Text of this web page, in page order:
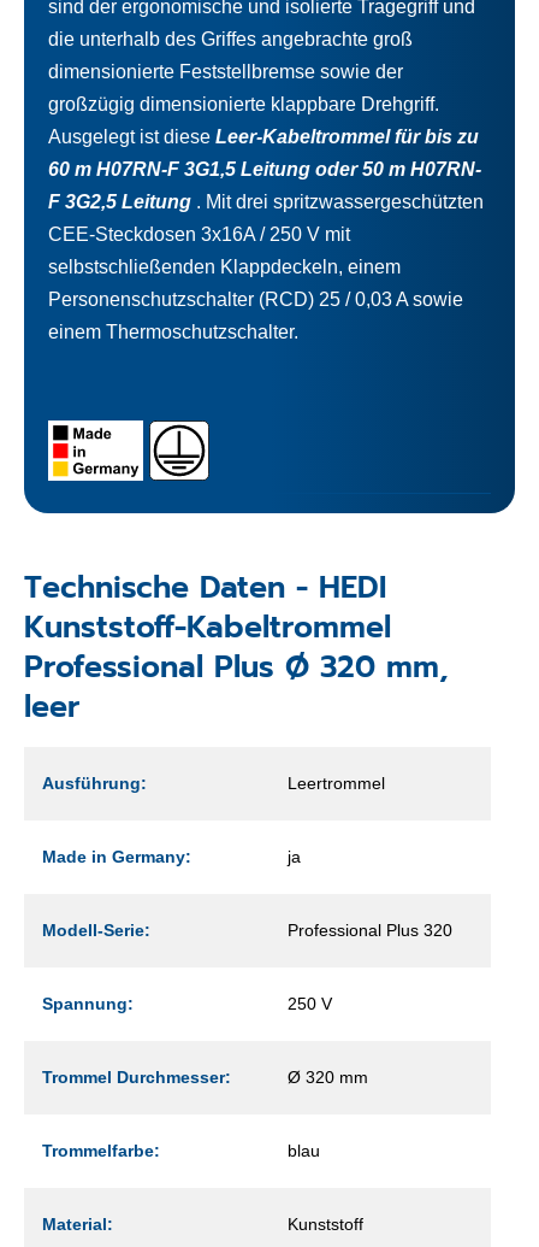
sind der ergonomische und isolierte Tragegriff und
die unterhalb des Griffes angebrachte groß
dimensionierte Feststellbremse sowie der
großzügig dimensionierte klappbare Drehgriff.
Ausgelegt ist diese Leer-Kabeltrommel für bis zu
60 m H07RN-F 3G1,5 Leitung oder 50 m H07RN-
F 3G2,5 Leitung . Mit drei spritzwassergeschützten
CEE-Steckdosen 3x16A / 250 V mit
selbstschließenden Klappdeckeln, einem
Personenschutzschalter (RCD) 25 / 0,03 A sowie
einem Thermoschutzschalter.
Technische Daten - HEDI
Kunststoff-Kabeltrommel
Professional Plus Ø 320 mm,
leer
Ausführung: Leertrommel
Made in Germany: ja
Modell-Serie: Professional Plus 320
Spannung: 250 V
Trommel Durchmesser: Ø 320 mm
Trommelfarbe: blau
Material: Kunststoff